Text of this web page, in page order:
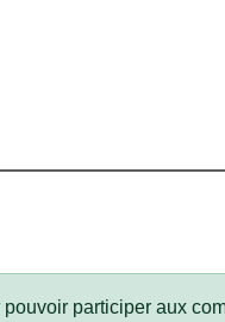
pouvoir participer aux